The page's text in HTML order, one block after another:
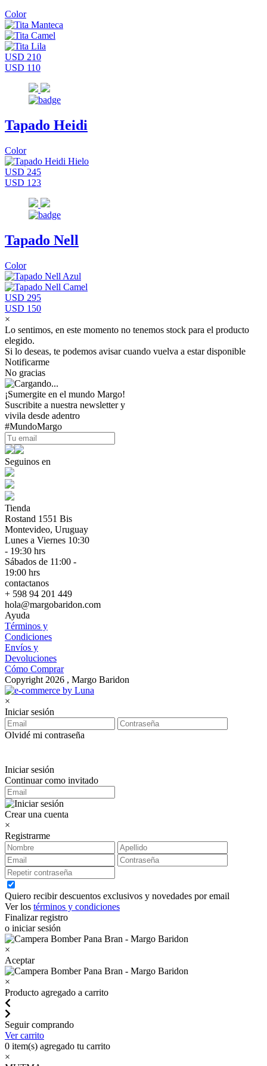
Color
USD 210
USD 110
Tapado Heidi
Color
USD 245
USD 123
Tapado Nell
Color
USD 295
USD 150
×
Lo sentimos, en este momento no tenemos stock para el producto
elegido.
Si lo deseas, te podemos avisar cuando vuelva a estar disponible
Notificarme
No gracias
¡Sumergite en el mundo Margo!
Suscribite a nuestra newsletter y
vivila desde adentro
#MundoMargo
Seguinos en
Tienda
Rostand 1551 Bis
Montevideo, Uruguay
Lunes a Viernes 10:30
- 19:30 hrs
Sábados de 11:00 -
19:00 hrs
contactanos
+ 598 94 201 449
hola@margobaridon.com
Ayuda
Términos y
Condiciones
Envíos y
Devoluciones
Cómo Comprar
Copyright 2026 , Margo Baridon
×
Iniciar sesión
Olvidé mi contraseña
Iniciar sesión
Continuar como invitado
Crear una cuenta
×
Registrarme
Quiero recibir descuentos exclusivos y novedades por email
Ver los términos y condiciones
Finalizar registro
o iniciar sesión
×
Aceptar
×
Producto agregado a carrito
Seguir comprando
Ver carrito
0 item(s) agregado tu carrito
×